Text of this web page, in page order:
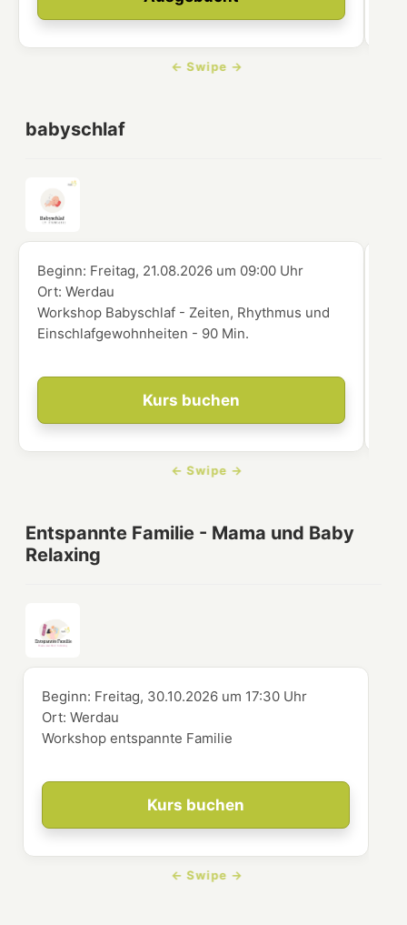
babyschlaf
Kurs buchen
Beginn: Freitag, 21.08.2026 um 09:00 Uhr
Ort:Werdau
Workshop Babyschlaf - Zeiten, Rhythmus und
Einschlafgewohnheiten - 90 Min.
Entspannte Familie - Mama und Baby
Relaxing
Kurs buchen
Beginn: Freitag, 30.10.2026 um 17:30 Uhr
Ort:Werdau
Workshop entspannte Familie